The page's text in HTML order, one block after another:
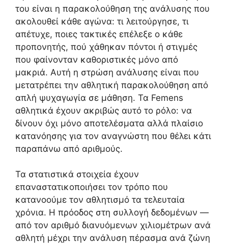
του είναι η παρακολούθηση της ανάλυσης που
ακολουθεί κάθε αγώνα: τι λειτούργησε, τι
απέτυχε, ποιες τακτικές επέλεξε ο κάθε
προπονητής, πού χάθηκαν πόντοι ή στιγμές
που φαίνονταν καθοριστικές μόνο από
μακριά. Αυτή η στρώση ανάλυσης είναι που
μετατρέπει την αθλητική παρακολούθηση από
απλή ψυχαγωγία σε μάθηση. Τα Femens
αθλητικά έχουν ακριβώς αυτό το ρόλο: να
δίνουν όχι μόνο αποτελέσματα αλλά πλαίσιο
κατανόησης για τον αναγνώστη που θέλει κάτι
παραπάνω από αριθμούς.
Τα στατιστικά στοιχεία έχουν
επαναστατικοποιήσει τον τρόπο που
κατανοούμε τον αθλητισμό τα τελευταία
χρόνια. Η πρόοδος στη συλλογή δεδομένων —
από τον αριθμό διανυόμενων χιλιομέτρων ανά
αθλητή μέχρι την ανάλυση πέρασμα ανά ζώνη